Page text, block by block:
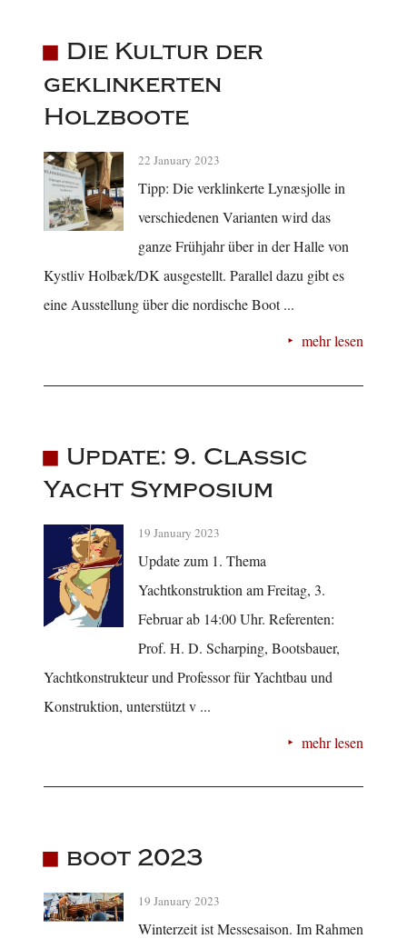
Die Kultur der
geklinkerten
Holzboote
22 January 2023
Tipp: Die verklinkerte Lynæsjolle in
verschiedenen Varianten wird das
ganze Frühjahr über in der Halle von
Kystliv Holbæk/DK ausgestellt. Parallel dazu gibt es
eine Ausstellung über die nordische Boot ...
mehr lesen
Update: 9. Classic
Yacht Symposium
19 January 2023
Update zum 1. Thema
Yachtkonstruktion am Freitag, 3.
Februar ab 14:00 Uhr. Referenten:
Prof. H. D. Scharping, Bootsbauer,
Yachtkonstrukteur und Professor für Yachtbau und
Konstruktion, unterstützt v ...
mehr lesen
boot 2023
19 January 2023
Winterzeit ist Messesaison. Im Rahmen